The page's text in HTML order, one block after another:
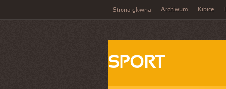
Strona główna Archiwum Kibice
SPORT